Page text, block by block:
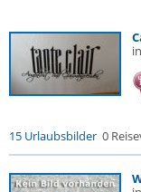
15 Urlaubsbilder 0